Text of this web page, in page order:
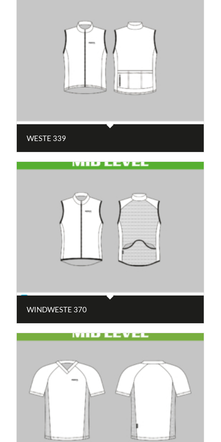
WESTE 339
WINDWESTE 370